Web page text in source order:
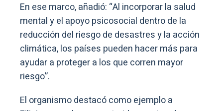
En ese marco, añadió: “Al incorporar la salud
mental y el apoyo psicosocial dentro de la
reducción del riesgo de desastres y la acción
climática, los países pueden hacer más para
ayudar a proteger a los que corren mayor
riesgo”.
El organismo destacó como ejemplo a